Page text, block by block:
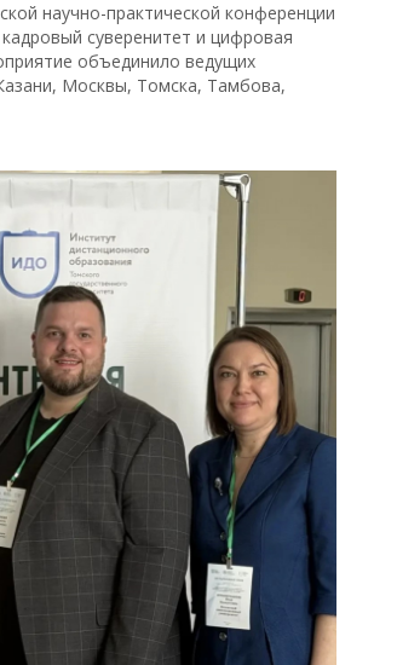
научно-практической конференции
суверенитет и цифровая
объединило ведущих
Москвы, Томска, Тамбова,